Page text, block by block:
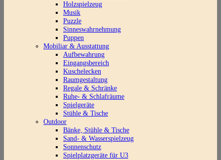
Holzspielzeug
Musik
Puzzle
Sinneswahrnehmung
Puppen
Mobiliar & Ausstattung
Aufbewahrung
Eingangsbereich
Kuschelecken
Raumgestaltung
Regale & Schränke
Ruhe- & Schlafräume
Spielgeräte
Stühle & Tische
Outdoor
Bänke, Stühle & Tische
Sand- & Wasserspielzeug
Sonnenschutz
Spielplatzgeräte für U3